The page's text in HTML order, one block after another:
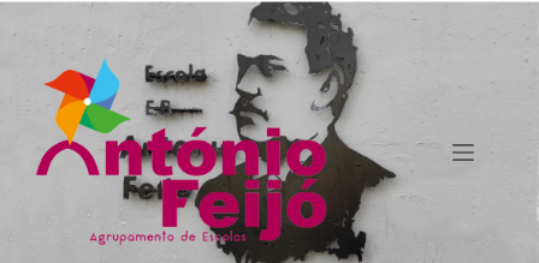
Pular
para
conteúdo